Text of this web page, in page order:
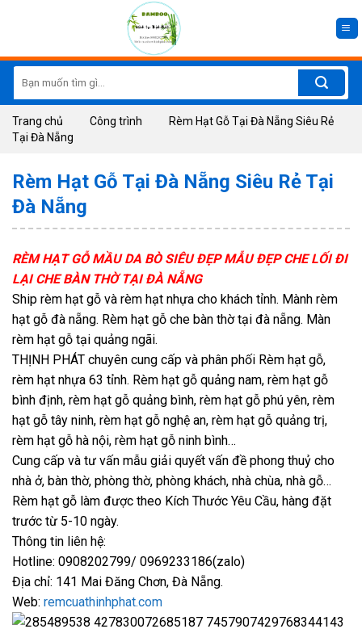
for:
Trang chủ Công trình
Rèm Hạt Gỗ Tại Đà Nẵng Siêu Rẻ
Tại Đà Nẵng
Rèm Hạt Gỗ Tại Đà Nẵng Siêu Rẻ Tại
Đà Nẵng
RÈM HẠT GỖ MẦU DA BÒ SIÊU ĐẸP MẪU ĐẸP CHE LỐI ĐI
LẠI CHE BÀN THỜ TẠI ĐÀ NẴNG
Ship rèm hạt gỗ và rèm hạt nhựa cho khách tỉnh. Mành rèm
hạt gỗ đà nẵng. Rèm hạt gỗ che bàn thờ tại đà nẵng. Màn
rèm hạt gỗ tại quảng ngãi.
THỊNH PHÁT chuyên cung cấp và phân phối Rèm hạt gỗ,
rèm hạt nhựa 63 tỉnh. Rèm hạt gỗ quảng nam, rèm hạt gỗ
bình định, rèm hạt gỗ quảng bình, rèm hạt gỗ phú yên, rèm
hạt gỗ tây ninh, rèm hạt gỗ nghệ an, rèm hạt gỗ quảng trị,
rèm hạt gỗ hà nội, rèm hạt gỗ ninh bình…
Cung cấp và tư vấn mẫu giải quyết vấn đề phong thuỷ cho
nhà ở, bàn thờ, phòng thờ, phòng khách, nhà chùa, nhà gỗ…
Rèm hạt gỗ làm được theo Kích Thước Yêu Cầu, hàng đặt
trước từ 5-10 ngày.
Thông tin liên hệ:
Hotline: 0908202799/ 0969233186(zalo)
Địa chỉ: 141 Mai Đăng Chơn, Đà Nẵng.
Web: remcuathinhphat.com